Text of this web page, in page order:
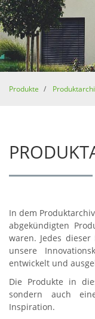
Produkte
In dem
abgekündigten
waren. Jedes
unsere
entwickelt und
Die Produkte in
sondern auch
Inspiration.